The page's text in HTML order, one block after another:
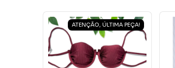
ATENÇÃO, ÚLTIMA PEÇA!